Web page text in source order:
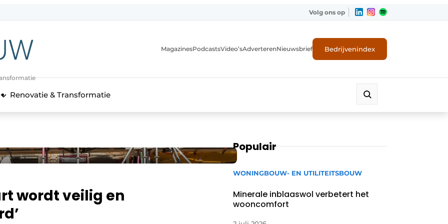
Volg ons op
MagazinesPodcastsVideo’sAdverterenNieuwsbrief Bedrijvenindex
Renovatie & Transformatie
wordt veilig en
Populair
WONINGBOUW- EN UTILITEITSBOUW
Minerale inblaaswol verbetert het
wooncomfort